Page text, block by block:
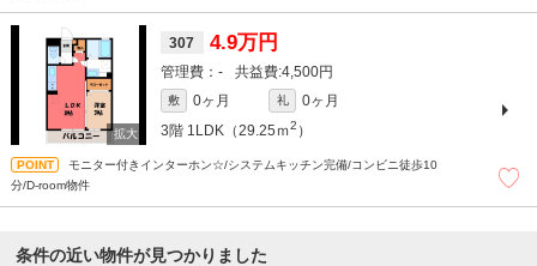
307 4.9万円
- 4,500円
敷 0ヶ月 礼
0ヶ月
3階 1LDK（29.25ｍ2 ）
モニター付きインターホン☆/システムキッチン完備/コンビニ徒歩10
分/D-room物件
条件の近い物件が見つかりました